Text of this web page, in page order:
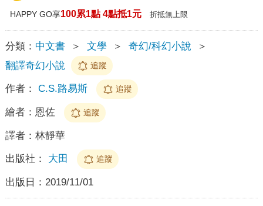
HAPPY GO享100累1點 4點抵1元 折抵無上限
分類： 中文書 ＞ 文學 ＞ 奇幻/科幻小說
＞
翻譯奇幻小說
追蹤
作者： C.S.路易斯 追蹤
繪者： 恩佐 追蹤
譯者： 林靜華
出版社： 大田 追蹤
出版日： 2019/11/01